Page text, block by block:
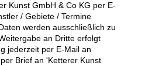
Kunst GmbH & Co KG per E-
/ Gebiete / Termine
werden ausschließlich zu
an Dritte erfolgt
jederzeit per E-Mail an
Brief an 'Ketterer Kunst